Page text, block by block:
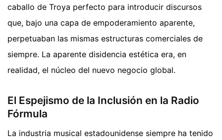
caballo de Troya perfecto para introducir discursos
que, bajo una capa de empoderamiento aparente,
perpetuaban las mismas estructuras comerciales de
siempre. La aparente disidencia estética era, en
realidad, el núcleo del nuevo negocio global.
El Espejismo de la Inclusión en la Radio
Fórmula
La industria musical estadounidense siempre ha tenido